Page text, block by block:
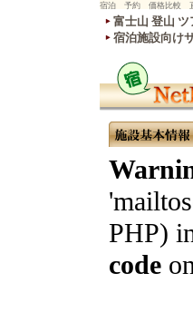
宿泊 予約 価格比較
富士山 登山 ツ
宿泊施設向け
PHP)
code